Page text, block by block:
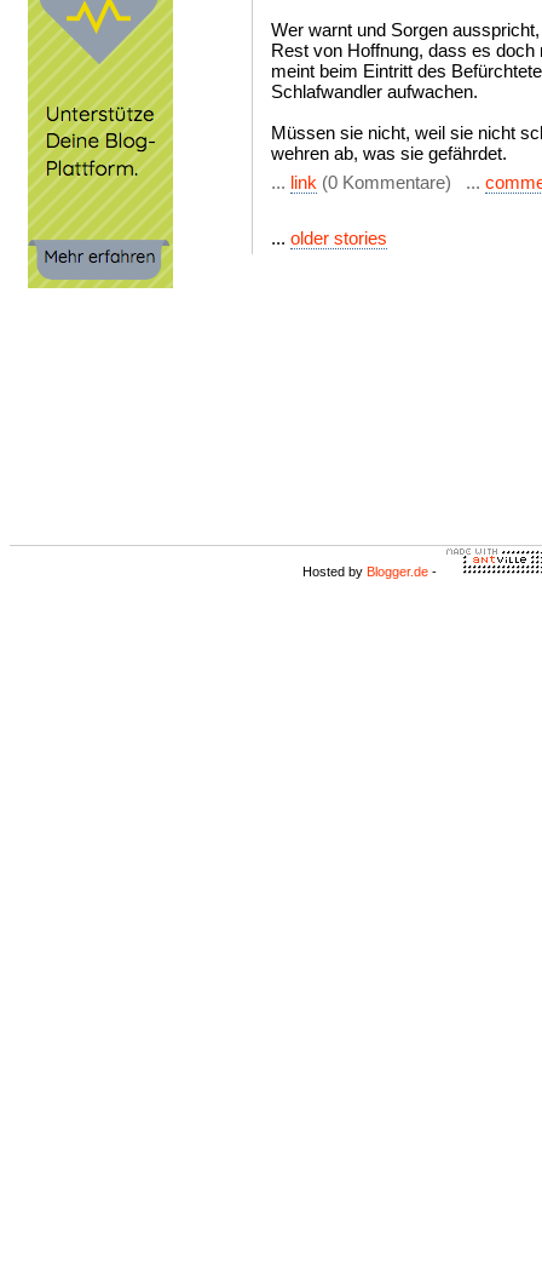
Wer warnt und Sorgen
Rest von Hoffnung, dass es
meint beim Eintritt des
Schlafwandler aufwachen.
Müssen sie nicht, weil sie nicht
wehren ab, was sie gefährdet.
... link (0 Kommentare) ...
... older stories
Hosted by Blogger.de -